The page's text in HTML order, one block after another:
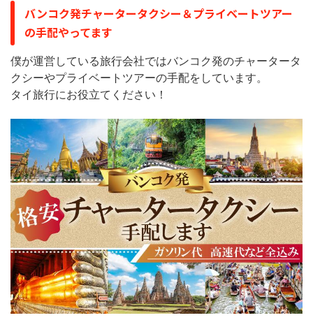
バンコク発チャータータクシー＆プライベートツアー
の手配やってます
僕が運営している旅行会社ではバンコク発のチャータータ
クシーやプライベートツアーの手配をしています。
タイ旅行にお役立てください！